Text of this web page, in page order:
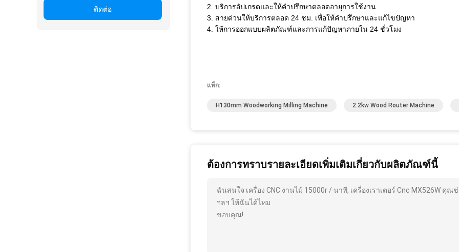
ติดต่อ
2. บริการอัปเกรดและให้คำปรึกษาตลอดอายุการใช้งาน
3. สายด่วนให้บริการตลอด 24 ชม. เพื่อให้คำปรึกษาและแก้ไขปัญหา
4. ให้การออกแบบผลิตภัณฑ์และการแก้ปัญหาภายใน 24 ชั่วโมง
แท็ก:
H130mm Woodworking Milling Machine 2.2kw Wood Router Machine
ต้องการทราบรายละเอียดเพิ่มเติมเกี่ยวกับผลิตภัณฑ์นี้
ฉันสนใจ เครื่อง CNC งานไม้ 15000r / นาที, เครื่องเราเตอร์ Cnc MX526W
ฯลฯ ให้ฉันได้ไหม
ขอบคุณ!